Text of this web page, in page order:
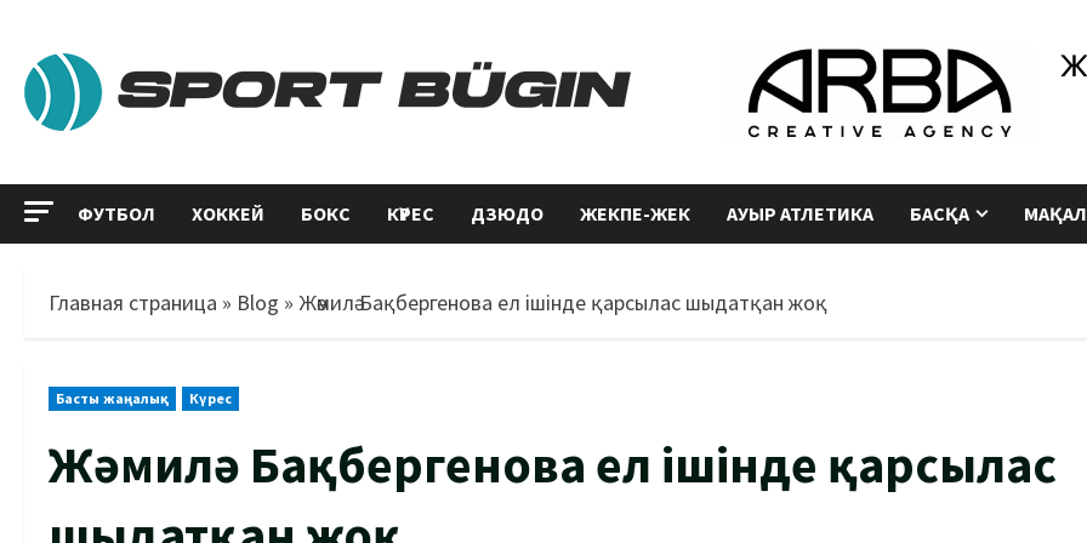
ФУТБОЛ ХОККЕЙ БОКС КҮРЕС ДЗЮДО ЖЕКПЕ-ЖЕК АУЫР АТЛЕТИКА БАСҚА
Главная страница » Blog » Жәмилә Бақбергенова ел ішінде қарсылас шыдатқан жоқ
Басты жаңалық Күрес
Жәмилә Бақбергенова ел ішінде қарсылас